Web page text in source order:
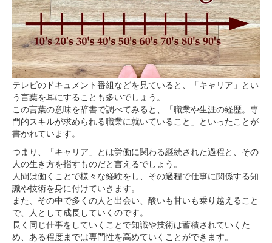
テレビのドキュメント番組などを見ていると、「キャリア」とい
う言葉を耳にすることも多いでしょう。
この言葉の意味を辞書で調べてみると、「職業や生涯の経歴。専
門的スキルが求められる職業に就いていること」といったことが
書かれています。
つまり、「キャリア」とは労働に関わる継続された過程と、その
人の生き方を指すものだと言えるでしょう。
人間は働くことで様々な経験をし、その過程で仕事に関係する知
識や技術を身に付けていきます。
また、その中で多くの人と出会い、酸いも甘いも乗り越えること
で、人として成長していくのです。
長く同じ仕事をしていくことで知識や技術は蓄積されていくた
め、ある程度までは専門性を高めていくことができます。